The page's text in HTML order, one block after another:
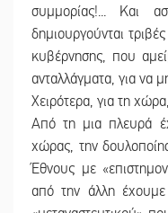
συμμορίας!... Και
δημιουργούνται
κυβέρνησης, που
ανταλλάγματα, για να
Χειρότερα, για τη
Από τη μια πλευρά
χώρας, την
Έθνους με
από την άλλη